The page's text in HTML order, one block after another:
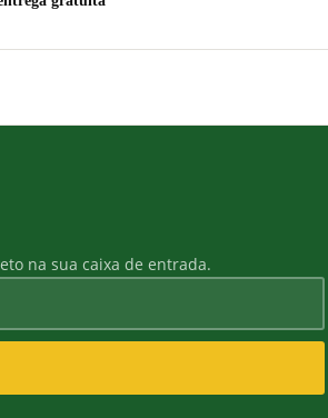
na sua caixa de entrada.